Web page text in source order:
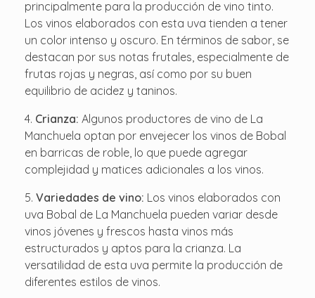
principalmente para la producción de vino tinto.
Los vinos elaborados con esta uva tienden a tener
un color intenso y oscuro. En términos de sabor, se
destacan por sus notas frutales, especialmente de
frutas rojas y negras, así como por su buen
equilibrio de acidez y taninos.
Crianza: Algunos productores de vino de La
Manchuela optan por envejecer los vinos de Bobal
en barricas de roble, lo que puede agregar
complejidad y matices adicionales a los vinos.
Variedades de vino: Los vinos elaborados con
uva Bobal de La Manchuela pueden variar desde
vinos jóvenes y frescos hasta vinos más
estructurados y aptos para la crianza. La
versatilidad de esta uva permite la producción de
diferentes estilos de vinos.